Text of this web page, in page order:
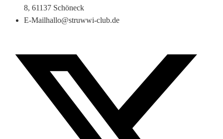
8, 61137 Schöneck
E-Mailhallo@struwwi-club.de